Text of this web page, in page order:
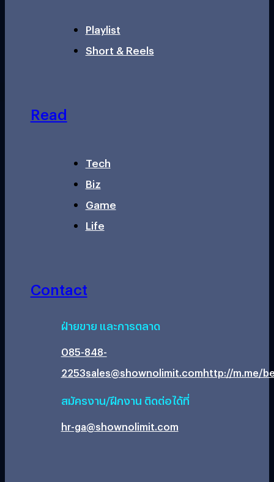
Playlist
Short & Reels
Read
Tech
Biz
Game
Life
Contact
ฝ่ายขาย และการตลาด
085-848-
2253sales@shownolimit.comhttp://m.me/
สมัครงาน/ฝึกงาน ติดต่อได้ที่
hr-ga@shownolimit.com